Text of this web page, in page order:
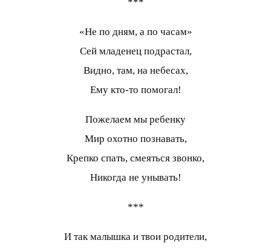
«Не по дням, а по часам»
Сей младенец подрастал,
Видно, там, на небесах,
Ему кто-то помогал!
Пожелаем мы ребенку
Мир охотно познавать,
Крепко спать, смеяться звонко,
Никогда не унывать!
***
И так малышка и твои родители,